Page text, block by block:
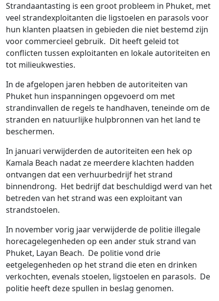
Strandaantasting is een groot probleem in Phuket, met
veel strandexploitanten die ligstoelen en parasols voor
hun klanten plaatsen in gebieden die niet bestemd zijn
voor commercieel gebruik. Dit heeft geleid tot
conflicten tussen exploitanten en lokale autoriteiten en
tot milieukwesties.
In de afgelopen jaren hebben de autoriteiten van
Phuket hun inspanningen opgevoerd om met
strandinvallen de regels te handhaven, teneinde om de
stranden en natuurlijke hulpbronnen van het land te
beschermen.
In januari verwijderden de autoriteiten een hek op
Kamala Beach nadat ze meerdere klachten hadden
ontvangen dat een verhuurbedrijf het strand
binnendrong. Het bedrijf dat beschuldigd werd van het
betreden van het strand was een exploitant van
strandstoelen.
In november vorig jaar verwijderde de politie illegale
horecagelegenheden op een ander stuk strand van
Phuket, Layan Beach. De politie vond drie
eetgelegenheden op het strand die eten en drinken
verkochten, evenals stoelen, ligstoelen en parasols. De
politie heeft deze spullen in beslag genomen.